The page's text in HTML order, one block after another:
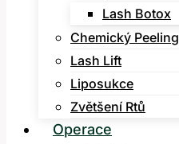
Lash Botox
Chemický Peeling
Lash Lift
Liposukce
Zvětšení Rtů
Operace